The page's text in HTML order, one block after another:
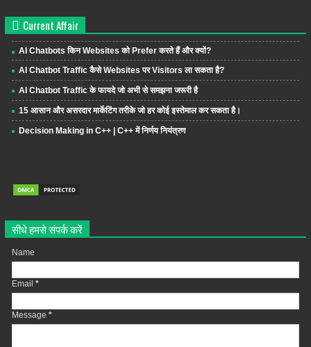
Current Affair
AI Chatbots किन Websites को Prefer करते हैं और क्यों?
AI Chatbot Traffic कैसे Websites पर Visitors ला सकता है?
AI Chatbot Traffic के फायदे जो अभी से समझना जरूरी है
15 आसान और असरदार मार्केटिंग तरीके जो हर कोई इस्तेमाल कर सकता है।
Decision Making in C++ | C++ में निर्णय नियंत्रण
सीधे हमसे संपर्क करें
Name
Email *
Message *